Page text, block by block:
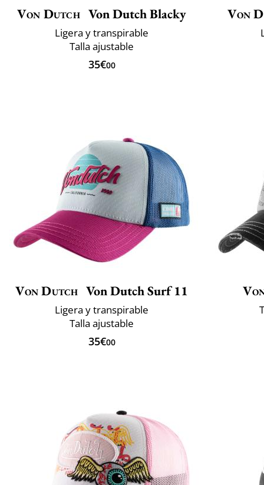
Von Dutch Von Dutch Blacky
Ligera y transpirable
Talla ajustable
35€00
Von
Von Dutch Von Dutch Surf 11
Ligera y transpirable
Talla ajustable
35€00